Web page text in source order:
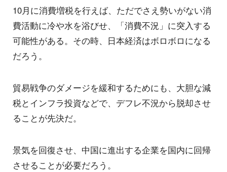
10月に消費増税を行えば、ただでさえ勢いがない消
費活動に冷や水を浴びせ、「消費不況」に突入する
可能性がある。その時、日本経済はボロボロになる
だろう。
貿易戦争のダメージを緩和するためにも、大胆な減
税とインフラ投資などで、デフレ不況から脱却させ
ることが先決だ。
景気を回復させ、中国に進出する企業を国内に回帰
させることが必要だろう。